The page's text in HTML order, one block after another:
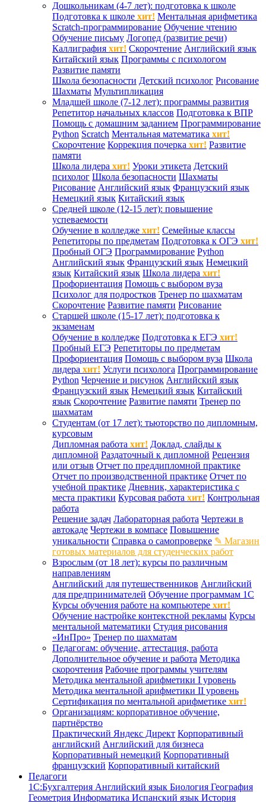
Дошкольникам (4-7 лет): подготовка к школе
Подготовка к школе хит! Ментальная арифметика
Scratch-программирование Обучение чтению
Обучение письму Логопед (развитие речи)
Каллиграфия хит! Скорочтение Английский язык
Китайский язык Программы с психологом
Развитие памяти
Школа безопасности Детский психолог Рисование
Шахматы Мультипликация
Младшей школе (7-12 лет): программы развития
Репетитор начальных классов Подготовка к ВПР
Помощь с домашним заданием Программирование
Python Scratch Ментальная математика хит!
Скорочтение Коррекция почерка хит! Развитие
памяти
Школа лидера хит! Уроки этикета Детский
психолог Школа безопасности Шахматы
Рисование Английский язык Французский язык
Немецкий язык Китайский язык
Средней школе (12-15 лет): повышение
успеваемости
Обучение в колледже хит! Семейные классы
Репетиторы по предметам Подготовка к ОГЭ хит!
Пробный ОГЭ Программирование Python
Английский язык Французский язык Немецкий
язык Китайский язык Школа лидера хит!
Профориентация Помощь с выбором вуза
Психолог для подростков Тренер по шахматам
Скорочтение Развитие памяти Рисование
Старшей школе (15-17 лет): подготовка к
экзаменам
Обучение в колледже Подготовка к ЕГЭ хит!
Пробный ЕГЭ Репетиторы по предметам
Профориентация Помощь с выбором вуза Школа
лидера хит! Услуги психолога Программирование
Python Черчение и рисунок Английский язык
Французский язык Немецкий язык Китайский
язык Скорочтение Развитие памяти Тренер по
шахматам
Студентам (от 17 лет): тьюторство по дипломным,
курсовым
Дипломная работа хит! Доклад, слайды к
дипломной Раздаточный к дипломной Рецензия
или отзыв Отчет по преддипломной практике
Отчет по производственной практике Отчет по
учебной практике Дневник, характеристика с
места практики Курсовая работа хит! Контрольная
работа
Решение задач Лабораторная работа Чертежи в
автокаде Чертежи в компасе Повышение
уникальности Справка о самопроверке ✎ Магазин
готовых материалов для студенческих работ
Взрослым (от 18 лет): курсы по различным
направлениям
Английский для путешественников Английский
для предпринимателей Обучение программам 1С
Курсы обучения работе на компьютере хит!
Обучение настройке контекстной рекламы Курсы
ментальной математики Студия рисования
«ИнПро» Тренер по шахматам
Педагогам: обучение, аттестация, работа
Дополнительное обучение и работа Методика
скорочтения Рабочие программы учителям
Методика ментальной арифметики I уровень
Методика ментальной арифметики II уровень
Сертификация по ментальной арифметике хит!
Организациям: корпоративное обучение,
партнёрство
Практический Яндекс Директ Корпоративный
английский Английский для бизнеса
Корпоративный немецкий Корпоративный
французский Корпоративный китайский
Педагоги
1С:Бухгалтерия Английский язык Биология География
Геометрия Информатика Испанский язык История